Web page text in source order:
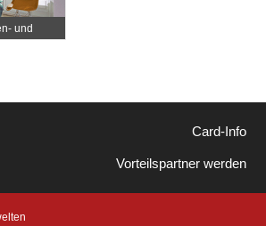
und
Card-Info
Vorteilspartner werden